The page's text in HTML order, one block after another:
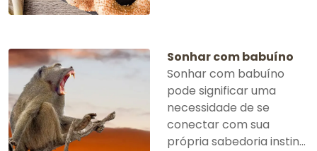
Sonhar com babuíno
Sonhar com babuíno
pode significar uma
necessidade de se
conectar com sua
própria sabedoria instin...